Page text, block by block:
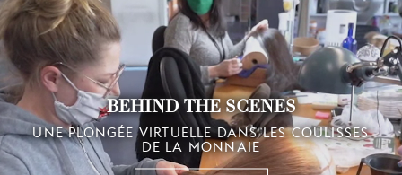
BEHIND THE SCENES
UNE PLONGÉE VIRTUELLE DANS LES COULISSES
DE LA MONNAIE